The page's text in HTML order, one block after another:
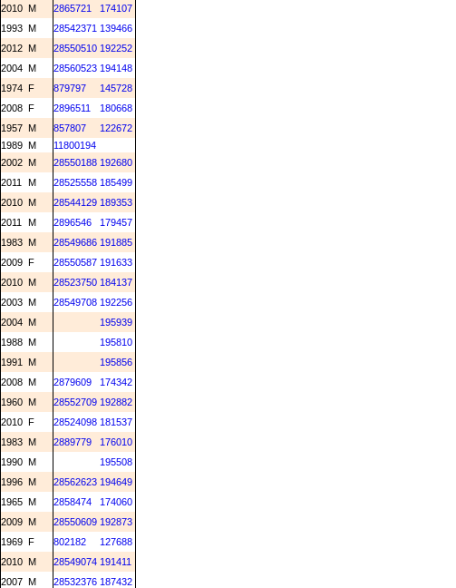
2010 M 2865721
174107
1993 M 28542371 139466
2012 M 28550510 192252
2004 M 28560523 194148
1974 F 879797
145728
2008 F 2896511
180668
1957 M 857807
122672
1989 M
11800194
2002 M 28550188 192680
2011 M 28525558 185499
2010 M 28544129 189353
2011 M 2896546
179457
1983 M 28549686 191885
2009 F 28550587 191633
2010 M 28523750 184137
2003 M 28549708 192256
2004 M
195939
1988 M
195810
1991 M
195856
2008 M 2879609
174342
1960 M 28552709 192882
2010 F 28524098 181537
1983 M 2889779
176010
1990 M
195508
1996 M 28562623 194649
1965 M 2858474
174060
2009 M 28550609 192873
1969 F 802182
127688
2010 M 28549074 191411
2007 M 28532376 187432